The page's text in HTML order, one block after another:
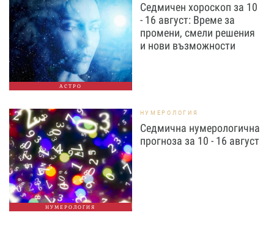
АСТРО
Седмичен хороскоп за 10
- 16 август: Време за
промени, смели решения
и нови възможности
НУМЕРОЛОГИЯ
НУМЕРОЛОГИЯ
Седмична нумерологична
прогноза за 10 - 16 август